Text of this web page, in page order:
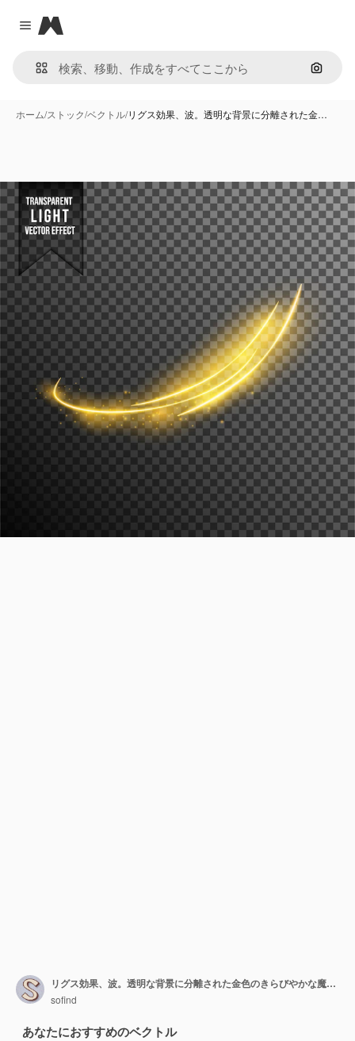
Close menu
Magnific
画像で
ホーム/ストック/ベクトル/リグス効果、波。透明な背景に分離された金…
リグス効果、波。透明な背景に分離された金色のきらびやかな魔法の金の粒子。きらめく光の道。未来的なフラッシュ。
sofind
あなたにおすすめのベクトル